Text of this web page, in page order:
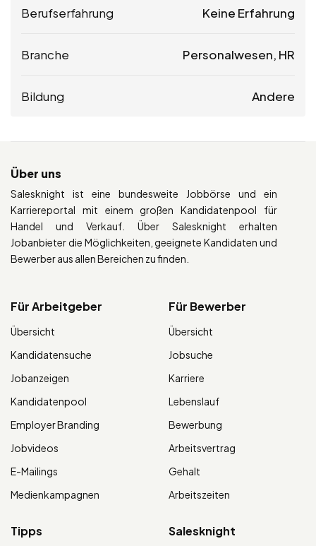
Berufserfahrung Keine Erfahrung
Branche Personalwesen, HR
Bildung Andere
Über uns
Salesknight ist eine bundesweite Jobbörse und ein
Karriereportal mit einem großen Kandidatenpool für
Handel und Verkauf. Über Salesknight erhalten
Jobanbieter die Möglichkeiten, geeignete Kandidaten und
Bewerber aus allen Bereichen zu finden.
Für Arbeitgeber
Übersicht
Kandidatensuche
Jobanzeigen
Kandidatenpool
Employer Branding
Jobvideos
E-Mailings
Medienkampagnen
Für Bewerber
Übersicht
Jobsuche
Karriere
Lebenslauf
Bewerbung
Arbeitsvertrag
Gehalt
Arbeitszeiten
Tipps Salesknight